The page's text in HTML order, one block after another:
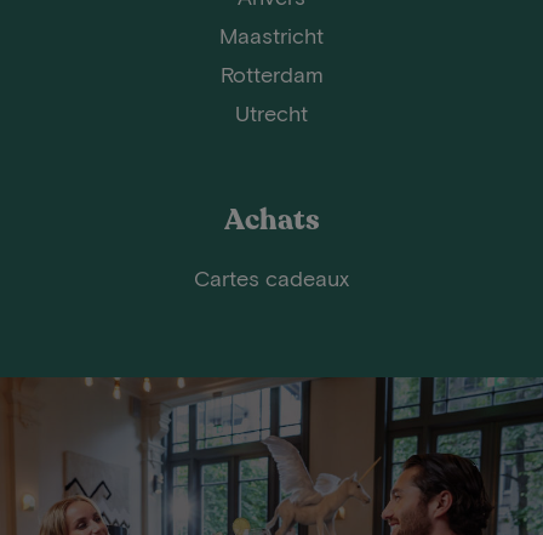
Maastricht
Rotterdam
Utrecht
Achats
Cartes cadeaux